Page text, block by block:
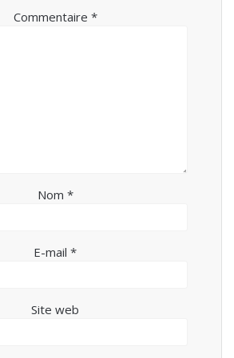
Commentaire *
Nom *
E-mail *
Site web